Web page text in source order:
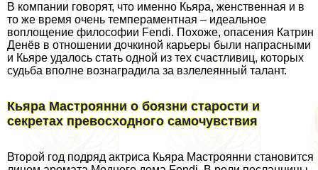
В компании говорят, что именно Кьяра, женственная и в
то же время очень темпераментная – идеальное
воплощение философии Fendi. Похоже, опасения Катрин
Денёв в отношении дочкиной карьеры были напрасными
и Кьяре удалось стать одной из тех счастливиц, которых
судьба вполне вознаградила за взлелеянный талант.
Кьяра Мастроянни о боязни старости и
секретах превосходного самочувствия
Второй год подряд актриса Кьяра Мастроянни становится